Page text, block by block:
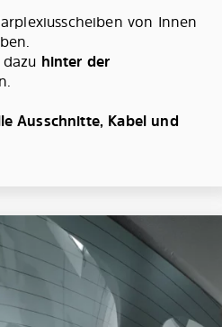
von Innen
hinter der
Ausschnitte, Kabel und